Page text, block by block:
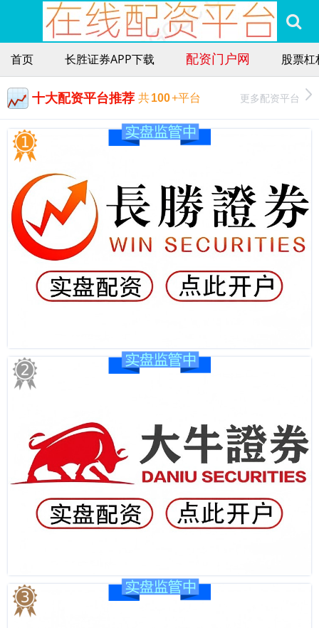
首页 长胜证券APP下载 配资门户网 股票
十大配资平台推荐 共100+平台 更多配资平台